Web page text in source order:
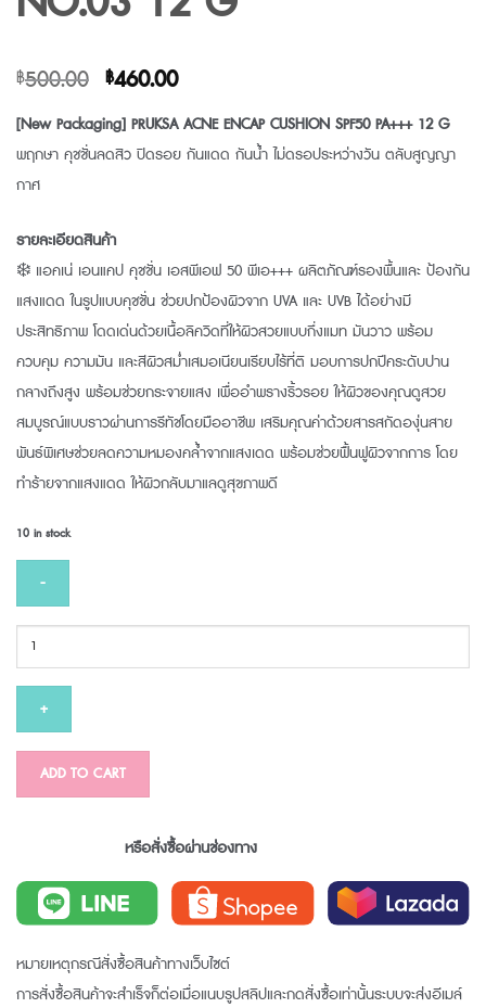
฿500.00 Original
was:
฿500.00.
฿460.00Current
is:
฿460.00.
[New Packaging] PRUKSA ACNE ENCAP CUSHION SPF50 PA+++ 12 G
พฤกษา คุชชั่นลดสิว ปิดรอย กันแดด กันน้ำ ไม่ดรอประหว่างวัน ตลับสูญญา
กาศ
รายละเอียดสินค้า
❄️ แอคเน่ เอนแคป คุชชั่น เอสพีเอฟ 50 พีเอ+++ ผลิตภัณฑ์รองพื้นและ ป้องกัน
แสงแดด ในรูปแบบคุชชั่น ช่วยปกป้องผิวจาก UVA และ UVB ได้อย่างมี
ประสิทธิภาพ โดดเด่นด้วยเนื้อลิควิดที่ให้ผิวสวยแบบกึ่งแมท มันวาว พร้อม
ควบคุม ความมัน และสีผิวสม่ำเสมอเนียนเรียบไร้ที่ติ มอบการปกปีคระดับปาน
กลางถึงสูง พร้อมช่วยกระจายแสง เพื่ออำพรางริ้วรอย ให้ผิวของคุณดูสวย
สมบูรณ์แบบราวผ่านการรีทัชโดยมืออาชีพ เสริมคุณค่าด้วยสารสกัดองุ่นสาย
พันธ์พิเศษช่วยลดความหมองคล้ำจากแสงเดด พร้อมช่วยฟื้นฟูผิวจากการ โดย
ทำร้ายจากแสงแดด ให้ผิวกลับมาแลดูสุขภาพดี
10 in stock
PRUKSA
ACNE
ENCAP
CUSHION
PA+++
NO.03
quantity
ADD TO CART
หรือสั่งซื้อผ่านช่องทาง
หมายเหตุกรณีสั่งซื้อสินค้าทางเว็บไซต์
การสั่งซื้อสินค้าจะสำเร็จก็ต่อเมื่อแนบรูปสลิปและกดสั่งซื้อเท่านั้นระบบจะส่งอีเมล์